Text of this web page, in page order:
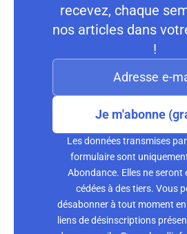
recevez, chaque
nos articles dans
!
Je m'abonne
Les données transmises
formulaire sont
Abondance. Elles ne seront
cédées à des tiers. Vous
désabonner à tout moment
liens de désinscriptions